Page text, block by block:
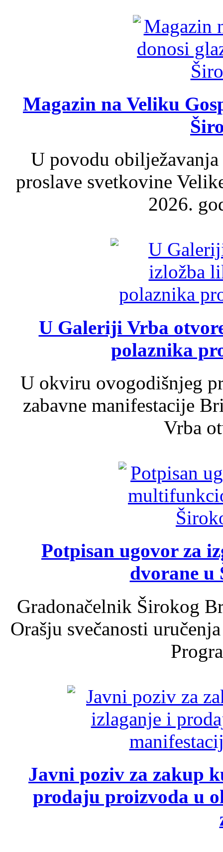
Magazin na Veliku
U povodu
proslave svetkovine
2026.
U Galeriji Vrba
polaznika
U okviru ovogodišnjeg
zabavne manifestacije
Vrba
Potpisan ugovor za
dvorane u
Gradonačelnik Širokog
Orašju svečanosti
Javni poziv za zakup
prodaju proizvoda u